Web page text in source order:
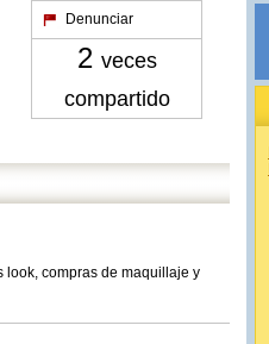
Denunciar
2 veces
compartido
look, compras de maquillaje y